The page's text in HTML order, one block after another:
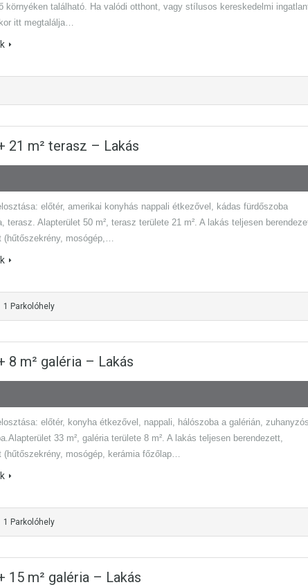
környéken található. Ha valódi otthont, vagy stílusos kereskedelmi
itt megtalálja…
21 m² terasz – Lakás
előtér, amerikai konyhás nappali étkezővel, kádas fürdőszoba
terasz. Alapterület 50 m², terasz területe 21 m². A lakás teljesen
(hűtőszekrény, mosógép,…
1 Parkolóhely
8 m² galéria – Lakás
előtér, konyha étkezővel, nappali, hálószoba a galérián,
33 m², galéria területe 8 m². A lakás teljesen berendezett,
(hűtőszekrény, mosógép, kerámia főzőlap…
1 Parkolóhely
15 m² galéria – Lakás